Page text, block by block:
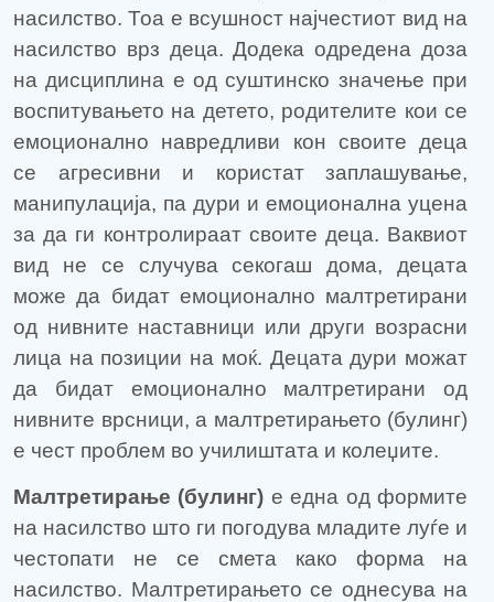
насилство. Тоа е всушност најчестиот вид на
насилство врз деца. Додека одредена доза
на дисциплина е од суштинско значење при
воспитувањето на детето, родителите кои се
емоционално навредливи кон своите деца
се агресивни и користат заплашување,
манипулација, па дури и емоционална уцена
за да ги контролираат своите деца. Ваквиот
вид не се случува секогаш дома, децата
може да бидат емоционално малтретирани
од нивните наставници или други возрасни
лица на позиции на моќ. Децата дури можат
да бидат емоционално малтретирани од
нивните врсници, а малтретирањето (булинг)
е чест проблем во училиштата и колеџите.
Малтретирање (булинг) е една од формите
на насилство што ги погодува младите луѓе и
честопати не се смета како форма на
насилство. Малтретирањето се однесува на